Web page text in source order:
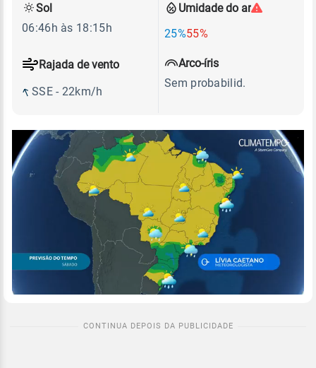
Umidade do ar
25%55%
Rajada de vento
SSE - 22km/h
Sol
06:46h às 18:15h
Arco-íris
Sem probabilid.